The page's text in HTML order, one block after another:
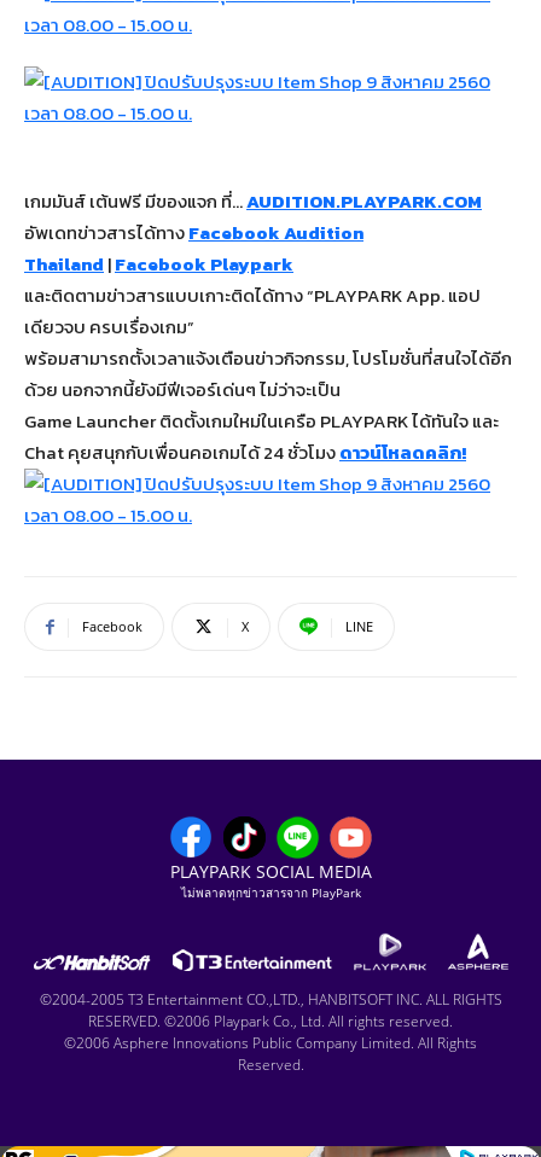
เกมมันส์ เต้นฟรี มีของแจก ที่…AUDITION.PLAYPARK.COM
อัพเดทข่าวสารได้ทางFacebook Audition
Thailand |Facebook Playpark
และติดตามข่าวสารแบบเกาะติดได้ทาง “PLAYPARK App. แอป
เดียวจบ ครบเรื่องเกม”
พร้อมสามารถตั้งเวลาแจ้งเตือนข่าวกิจกรรม, โปรโมชั่นที่สนใจได้อีก
ด้วย นอกจากนี้ยังมีฟีเจอร์เด่นๆ ไม่ว่าจะเป็น
Game Launcher ติดตั้งเกมใหม่ในเครือ PLAYPARK ได้ทันใจ และ
Chat คุยสนุกกับเพื่อนคอเกมได้ 24 ชั่วโมงดาวน์โหลดคลิก!
Facebook X LINE
PLAYPARK SOCIAL MEDIA
ไม่พลาดทุกข่าวสารจาก PlayPark
©2004-2005 T3 Entertainment CO.,LTD., HANBITSOFT INC. ALL RIGHTS
RESERVED. ©2006 Playpark Co., Ltd. All rights reserved.
©2006 Asphere Innovations Public Company Limited. All Rights
Reserved.